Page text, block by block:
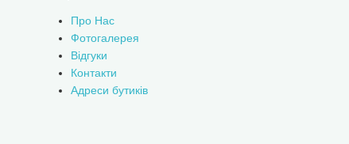
Про Нас
Фотогалерея
Відгуки
Контакти
Адреси бутиків